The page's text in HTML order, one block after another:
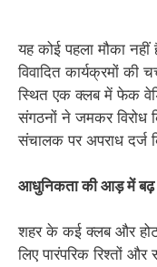
यह कोई पहला मौका
विवादित कार्यक्रमों की
स्थित एक क्लब में फेक
संगठनों ने जमकर विरोध
संचालक पर अपराध दर्ज
आधुनिकता की आड़ में बढ़
शहर के कई क्लब और
लिए पारंपरिक रिश्तों